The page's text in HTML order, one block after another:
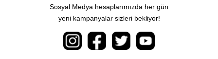
Sosyal Medya hesaplarımızda her gün
yeni kampanyalar sizleri bekliyor!